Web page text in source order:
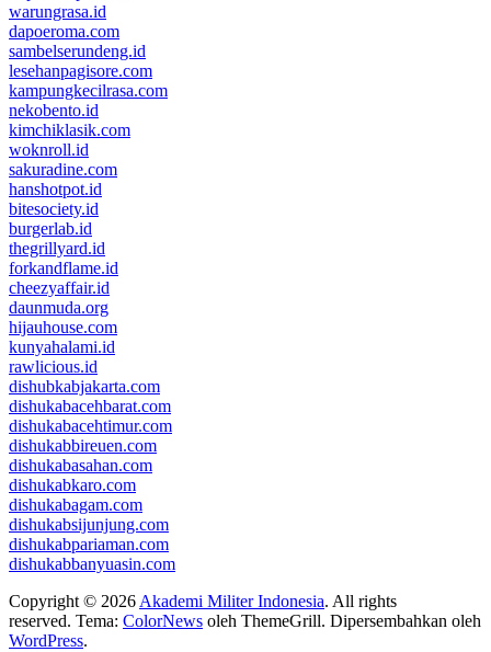
warungrasa.id
dapoeroma.com
sambelserundeng.id
lesehanpagisore.com
kampungkecilrasa.com
nekobento.id
kimchiklasik.com
woknroll.id
sakuradine.com
hanshotpot.id
bitesociety.id
burgerlab.id
thegrillyard.id
forkandflame.id
cheezyaffair.id
daunmuda.org
hijauhouse.com
kunyahalami.id
rawlicious.id
dishubkabjakarta.com
dishukabacehbarat.com
dishukabacehtimur.com
dishukabbireuen.com
dishukabasahan.com
dishukabkaro.com
dishukabagam.com
dishukabsijunjung.com
dishukabpariaman.com
dishukabbanyuasin.com
Copyright © 2026Akademi Militer Indonesia. All rights
reserved. Tema: ColorNews oleh ThemeGrill. Dipersembahkan oleh
WordPress.